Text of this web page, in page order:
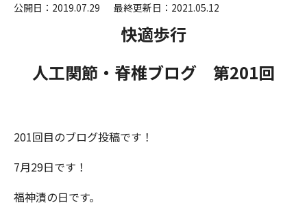
公開日：2019.07.29 最終更新日：2021.05.12
快適歩行
人工関節・脊椎ブログ 第201回
201回目のブログ投稿です！
7月29日です！
福神漬の日です。